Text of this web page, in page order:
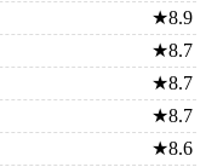
★8.9
★8.7
★8.7
★8.7
★8.6